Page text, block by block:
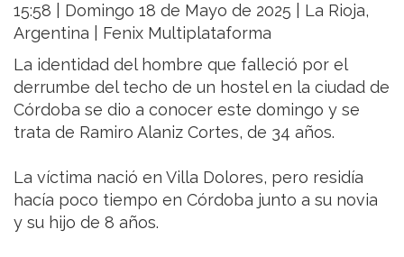
15:58 | Domingo 18 de Mayo de 2025 | La Rioja,
Argentina | Fenix Multiplataforma
La identidad del hombre que falleció por el
derrumbe del techo de un hostel en la ciudad de
Córdoba se dio a conocer este domingo y se
trata de Ramiro Alaniz Cortes, de 34 años.
La víctima nació en Villa Dolores, pero residía
hacía poco tiempo en Córdoba junto a su novia
y su hijo de 8 años.